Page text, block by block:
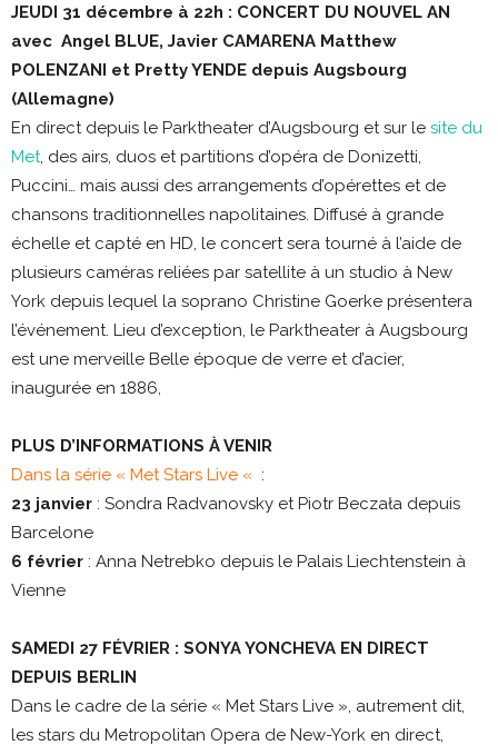
JEUDI 31 décembre à 22h : CONCERT DU NOUVEL AN
avec Angel BLUE, Javier CAMARENA Matthew
POLENZANI et Pretty YENDE depuis Augsbourg
(Allemagne)
En direct depuis le Parktheater d’Augsbourg et sur le site du
Met, des airs, duos et partitions d’opéra de Donizetti,
Puccini… mais aussi des arrangements d’opérettes et de
chansons traditionnelles napolitaines. Diffusé à grande
échelle et capté en HD, le concert sera tourné à l’aide de
plusieurs caméras reliées par satellite à un studio à New
York depuis lequel la soprano Christine Goerke présentera
l’événement. Lieu d’exception, le Parktheater à Augsbourg
est une merveille Belle époque de verre et d’acier,
inaugurée en 1886,
PLUS D’INFORMATIONS À VENIR
Dans la série « Met Stars Live « :
23 janvier : Sondra Radvanovsky et Piotr Beczała depuis
Barcelone
6 février : Anna Netrebko depuis le Palais Liechtenstein à
Vienne
SAMEDI 27 FÉVRIER : SONYA YONCHEVA EN DIRECT
DEPUIS BERLIN
Dans le cadre de la série « Met Stars Live », autrement dit,
les stars du Metropolitan Opera de New-York en direct,